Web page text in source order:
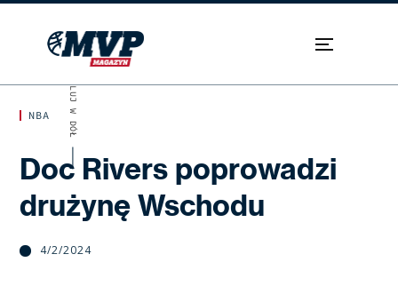
NBA
Doc Rivers poprowadzi
drużynę Wschodu
4/2/2024
SKROLUJ W DÓŁ